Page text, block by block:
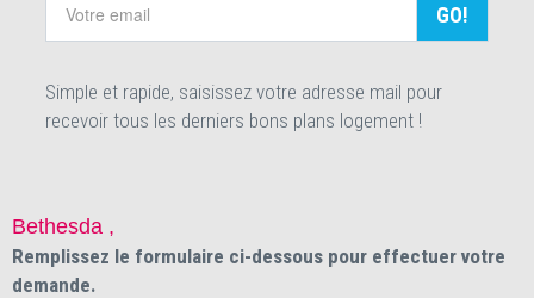
GO!
Simple et rapide, saisissez votre adresse mail pour
recevoir tous les derniers bons plans logement !
Bethesda ,
Remplissez le formulaire ci-dessous pour effectuer votre
demande.